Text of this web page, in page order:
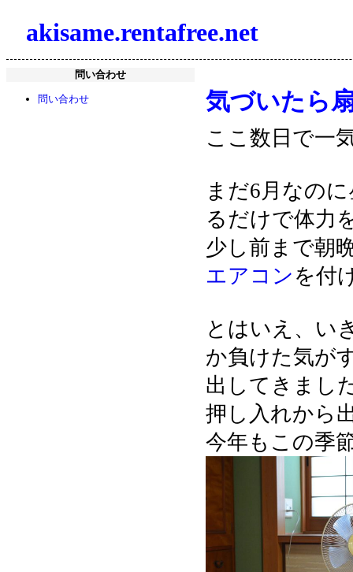
akisame.rentafree.net
問い合わせ
問い合わせ 気づいたら
ここ数日で一
まだ6月なの
るだけで体力
少し前まで朝
エアコン を付
とはいえ、い
か負けた気が
出してきまし
押し入れから
今年もこの季